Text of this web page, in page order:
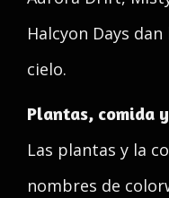
Halcyon Days
cielo.
Plantas, comida
Las plantas y la
nombres de